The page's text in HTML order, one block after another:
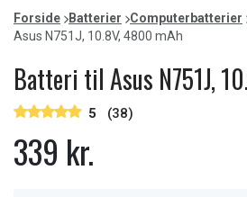
0
of
1
Forside Batterier Computerbatterier
Asus N751J, 10.8V, 4800 mAh
Batteri til Asus N751J,
5 (38)
339 kr.